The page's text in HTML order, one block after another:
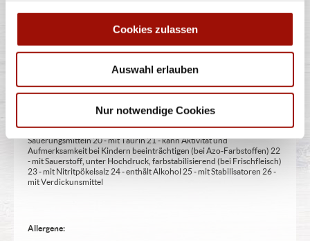
Cookies zulassen
Auswahl erlauben
Nur notwendige Cookies
1 - mit Farbstoffen 2 - mit Konservierungsmittel 3 - mit
geschwärzt 7 - gewachst 8 - mit Phosphat/en (bei Fleischerzeugnissen)
Zuckerart/en und Süßungsmittel/n 12 - nur bei Tafelsüßen zusätzlich
14 - kann bei übermäßigem Verzehr abführend wirken (zusätzlich zur
Angabe 15 - unter Schutzatmosphäre verpackt 16 - chininhaltig 17 -
koffeinhaltig 18 - mit Milcheiweiß (bei Fleischerzeugnissen) 19 - mit
Säuerungsmitteln 20 - mit Taurin 21 - kann Aktivität und
Aufmerksamkeit bei Kindern beeinträchtigen (bei Azo-Farbstoffen) 22
- mit Sauerstoff, unter Hochdruck, farbstabilisierend (bei Frischfleisch)
23 - mit Nitritpökelsalz 24 - enthält Alkohol 25 - mit Stabilisatoren 26 -
mit Verdickunsmittel
Allergene: